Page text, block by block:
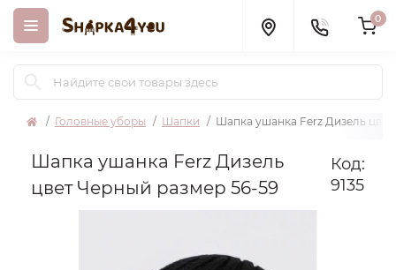
0
Головные уборы Шапки Шапка ушанка Ferz Дизель
Шапка ушанка Ferz Дизель
цвет Черный размер 56-59
Код:
9135